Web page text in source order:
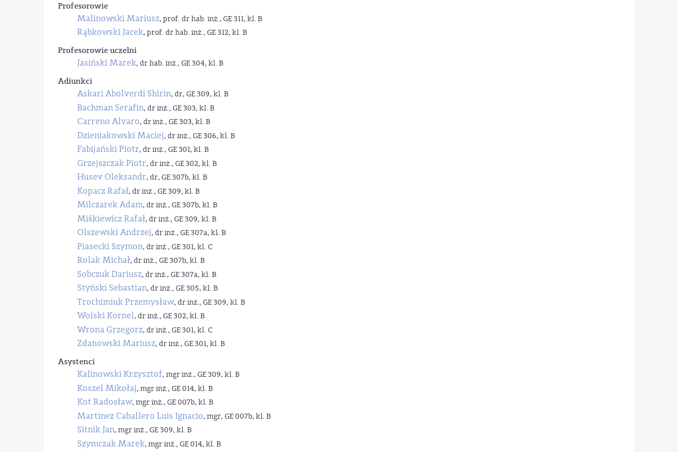
Profesorowie
Malinowski Mariusz, prof. dr hab. inż., GE 311, kl. B
Rąbkowski Jacek, prof. dr hab. inż., GE 312, kl. B
Profesorowie uczelni
Jasiński Marek, dr hab. inż., GE 304, kl. B
Adiunkci
Askari Abolverdi Shirin, dr, GE 309, kl. B
Bachman Serafin, dr inż., GE 303, kl. B
Carreno Alvaro, dr inż., GE 303, kl. B
Dzieniakowski Maciej, dr inż., GE 306, kl. B
Fabijański Piotr, dr inż., GE 301, kl. B
Grzejszczak Piotr, dr inż., GE 302, kl. B
Husev Oleksandr, dr, GE 307b, kl. B
Kopacz Rafał, dr inż., GE 309, kl. B
Milczarek Adam, dr inż., GE 307b, kl. B
Miśkiewicz Rafał, dr inż., GE 309, kl. B
Olszewski Andrzej, dr inż., GE 307a, kl. B
Piasecki Szymon, dr inż., GE 301, kl. C
Rolak Michał, dr inż., GE 307b, kl. B
Sobczuk Dariusz, dr inż., GE 307a, kl. B
Styński Sebastian, dr inż., GE 305, kl. B
Trochimiuk Przemysław, dr inż., GE 309, kl. B
Wolski Kornel, dr inż., GE 302, kl. B
Wrona Grzegorz, dr inż., GE 301, kl. C
Zdanowski Mariusz, dr inż., GE 301, kl. B
Asystenci
Kalinowski Krzysztof, mgr inż., GE 309, kl. B
Koszel Mikołaj, mgr inż., GE 014, kl. B
Kot Radosław, mgr inż., GE 007b, kl. B
Martinez Caballero Luis Ignacio, mgr, GE 007b, kl. B
Sitnik Jan, mgr inż., GE 309, kl. B
Szymczak Marek, mgr inż., GE 014, kl. B